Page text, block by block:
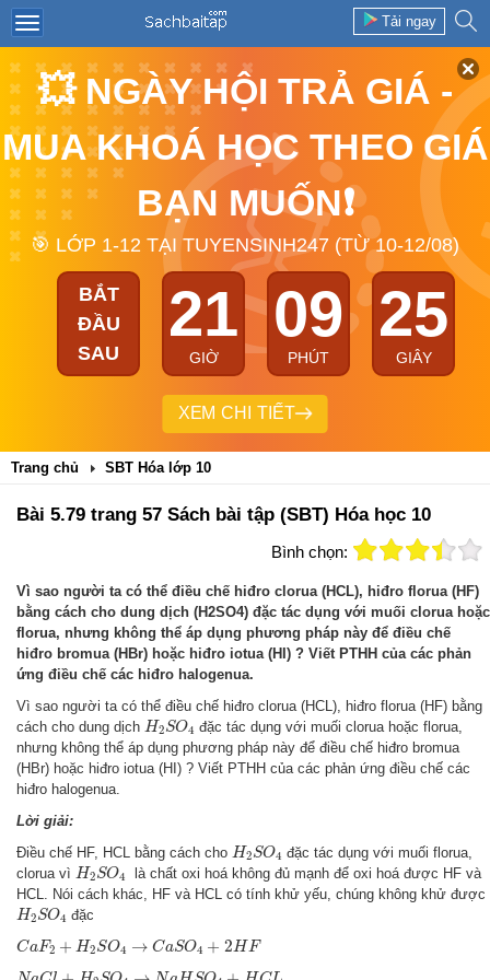
Tải ngay
💥 NGÀY HỘI TRẢ GIÁ -
MUA KHOÁ HỌC THEO GIÁ
BẠN MUỐN❗
🎯 LỚP 1-12 TẠI TUYENSINH247 (TỪ 10-12/08)
BẮT
ĐẦU
SAU
21
GIỜ
09
PHÚT
24
GIÂY
XEM CHI TIẾT
Trang chủ SBT Hóa lớp 10
Bài 5.79 trang 57 Sách bài tập (SBT) Hóa học 10
Bình chọn:
Vì sao người ta có thể điều chế hiđro clorua (HCL), hiđro florua (HF)
bằng cách cho dung dịch (H2SO4) đặc tác dụng với muối clorua hoặc
florua, nhưng không thể áp dụng phương pháp này để điều chế
hiđro bromua (HBr) hoặc hiđro iotua (HI) ? Viết PTHH của các phản
ứng điều chế các hiđro halogenua.
Vì sao người ta có thể điều chế hiđro clorua (HCL), hiđro florua (HF) bằng
cách cho dung dịch H2SO4
H2 SO
đặc tác dụng với muối clorua hoặc florua,
nhưng không thể áp dụng phương pháp này để điều chế hiđro bromua
(HBr) hoặc hiđro iotua (HI) ? Viết PTHH của các phản ứng điều chế các
hiđro halogenua.
Lời giải:
Điều chế HF, HCL bằng cách cho H2SO4
H2 SO
đặc tác dụng với muối florua,
clorua vì H2SO4
H2SO
là chất oxi hoá không đủ mạnh để oxi hoá được HF và
HCL. Nói cách khác, HF và HCL có tính khử yếu, chúng không khử được
H2SO4
H2 SO đặc
CaF2 + H2SO4 → CaSO4 + 2HF
Ca F2 +H 2S O4→ C aS O4+ H F
Na Cl+ H 2S O4→ a HS O4+H L